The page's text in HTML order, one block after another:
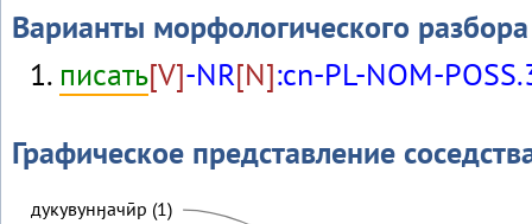
Варианты морфологического разбора
писать[V]-NR[N]:cn-PL-NOM-
Графическое представление
дукувунӈачӣр (1)